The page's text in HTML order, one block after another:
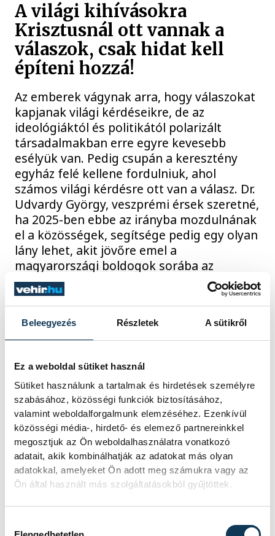
Beleegyezés Részletek A sütikről
Ez a weboldal sütiket használ
Sütiket használunk a tartalmak és hirdetések személyre
szabásához, közösségi funkciók biztosításához,
valamint weboldalforgalmunk elemzéséhez. Ezenkívül
közösségi média-, hirdető- és elemező partnereinkkel
megosztjuk az Ön weboldalhasználatra vonatkozó
adatait, akik kombinálhatják az adatokat más olyan
adatokkal, amelyeket Ön adott meg számukra vagy az
Ön által használt más szolgáltatásokból gyűjtöttek.
A világi kihívásokra
Krisztusnál ott vannak a
válaszok, csak hidat kell
építeni hozzá!
Az emberek vágynak arra, hogy válaszokat
kapjanak világi kérdéseikre, de az
ideológiáktól és politikától polarizált
társadalmakban erre egyre kevesebb
esélyük van. Pedig csupán a keresztény
egyház felé kellene fordulniuk, ahol
számos világi kérdésre ott van a válasz. Dr.
Udvardy György, veszprémi érsek szeretné,
ha 2025-ben ebbe az irányba mozdulnának
el a közösségek, segítsége pedig egy olyan
lány lehet, akit jövőre emel a
magyarországi boldogok sorába az
anyaszentegyház. Róla, azaz Bódi Mária
Magdolnáról is beszélgettünk az egyházi
vezetővel, de szóba került az ukrajnai
háború és a remény zarándokai is,
valamint az, hogy karácsony valóban a
KULTÚRA
Közös tanácskozást
tartottak a romániai és a
magyar katolikus püspöki
konferenciák Bukarestben